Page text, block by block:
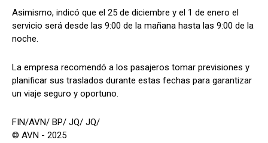
Asimismo, indicó que el 25 de diciembre y el 1 de enero el
servicio será desde las 9:00 de la mañana hasta las 9:00 de la
noche.
La empresa recomendó a los pasajeros tomar previsiones y
planificar sus traslados durante estas fechas para garantizar
un viaje seguro y oportuno.
FIN/AVN/ BP/ JQ/ JQ/
© AVN - 2025